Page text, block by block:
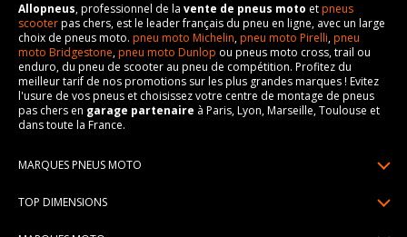
Allopneus, professionnel de la vente de pneus moto etpneus
scooterpas chers, est le leader français du pneu en ligne, avec un large
choix de pneus moto. pneu moto Michelin,pneu moto Pirelli,pneu
moto Bridgestone,pneu moto Dunlop ou pneus moto cross, trail ou
enduro, du pneu de scooter au pneu de compétition. Profitez du
meilleur tarif de nos promotions sur les plus grandes marques ! Evitez
l'usure de vos pneus et choisissez votre centre de montage de pneus
pas chers en garage partenaire à Paris, Lyon, Marseille, Toulouse et
dans toute la France.
MARQUES PNEUS MOTO
TOP DIMENSIONS